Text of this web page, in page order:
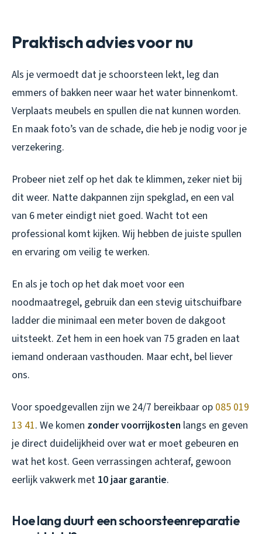
Praktisch advies voor nu
Als je vermoedt dat je schoorsteen lekt, leg dan
emmers of bakken neer waar het water binnenkomt.
Verplaats meubels en spullen die nat kunnen worden.
En maak foto’s van de schade, die heb je nodig voor je
verzekering.
Probeer niet zelf op het dak te klimmen, zeker niet bij
dit weer. Natte dakpannen zijn spekglad, en een val
van 6 meter eindigt niet goed. Wacht tot een
professional komt kijken. Wij hebben de juiste spullen
en ervaring om veilig te werken.
En als je toch op het dak moet voor een
noodmaatregel, gebruik dan een stevig uitschuifbare
ladder die minimaal een meter boven de dakgoot
uitsteekt. Zet hem in een hoek van 75 graden en laat
iemand onderaan vasthouden. Maar echt, bel liever
ons.
Voor spoedgevallen zijn we 24/7 bereikbaar op 085 019
13 41. We komen zonder voorrijkosten langs en geven
je direct duidelijkheid over wat er moet gebeuren en
wat het kost. Geen verrassingen achteraf, gewoon
eerlijk vakwerk met 10 jaar garantie.
Hoe lang duurt een schoorsteenreparatie